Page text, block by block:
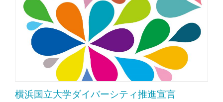
横浜国立大学ダイバーシティ推進宣言